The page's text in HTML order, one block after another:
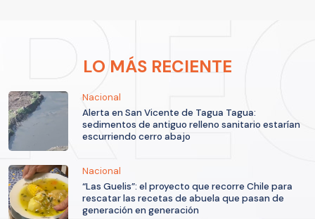
LO MÁS RECIENTE
Nacional
Alerta en San Vicente de Tagua Tagua:
sedimentos de antiguo relleno sanitario estarían
escurriendo cerro abajo
Nacional
“Las Guelis”: el proyecto que recorre Chile para
rescatar las recetas de abuela que pasan de
generación en generación